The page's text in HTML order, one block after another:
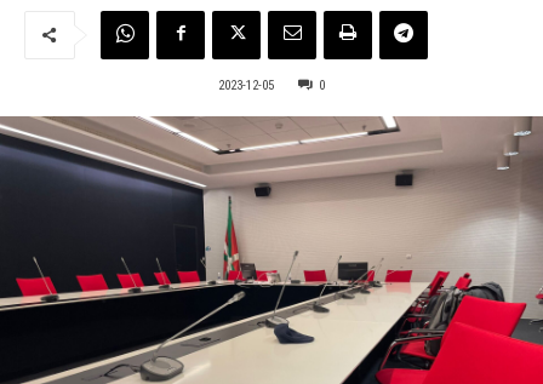
2023-12-05 0